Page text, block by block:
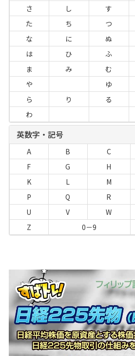
さ
し す
た
ち つ
な
に ぬ
は
ひ ふ
ま
み む
や
ゆ
ら
り る
わ
英数字・記号
A B C
F
G H
K
L M
P
Q R
U
V W
Z
0－9